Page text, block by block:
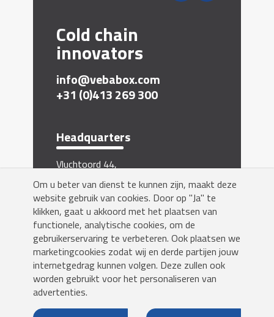
Om u beter van dienst te kunnen zijn, maakt deze
website gebruik van cookies. Door op "Ja" te
klikken, gaat u akkoord met het plaatsen van
functionele, analytische cookies, om de
gebruikerservaring te verbeteren. Ook plaatsen we
marketingcookies zodat wij en derde partijen jouw
internetgedrag kunnen volgen. Deze zullen ook
worden gebruikt voor het personaliseren van
advertenties.
Cold chain
innovators
info@vebabox.com
+31 (0)413 269 300
Headquarters
Vluchtoord 44,
Inschrijven nieuwsbrief
Yes!